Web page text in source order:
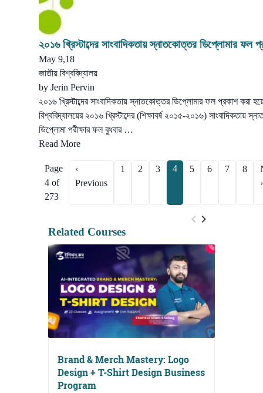
২০১৬ খ্রিস্টাব্দের সাংবাদিকতায় স্নাতকোত্তর ডিপ্লোমার ফল
May 9,18
জাতীয় বিশ্ববিদ্যালয়
by Jerin Pervin
২০১৬ খ্রিস্টাব্দের সাংবাদিকতায় স্নাতকোত্তর ডিপ্লোমার ফল প্রকাশ করা
বিশ্ববিদ্যালয়ের ২০১৬ খ্রিস্টাব্দের (শিক্ষাবর্ষ ২০১৫-২০১৬) সাংবাদিকতায়
ডিপ্লোমা পরীক্ষার ফল বুধবার …
Read More
Page
4 of
273
‹
Previous
1 2 3 4 5 6 7 8
›
Related Courses
Brand & Merch Mastery: Logo
Design + T-Shirt Design Business
Program